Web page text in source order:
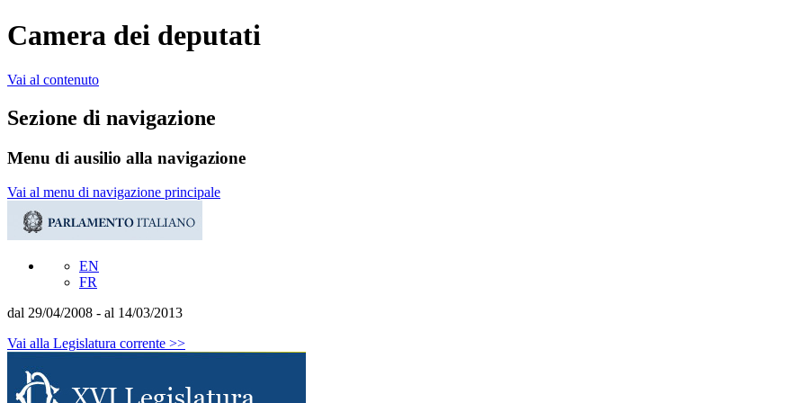
Camera dei deputati
Vai al contenuto
Sezione di navigazione
Menu di ausilio alla navigazione
Vai al menu di navigazione principale
EN
FR
dal 29/04/2008 - al 14/03/2013
Vai alla Legislatura corrente >>